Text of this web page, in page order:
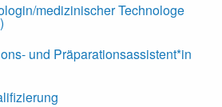
medizinischer Technologe
und Präparationsassistent*in